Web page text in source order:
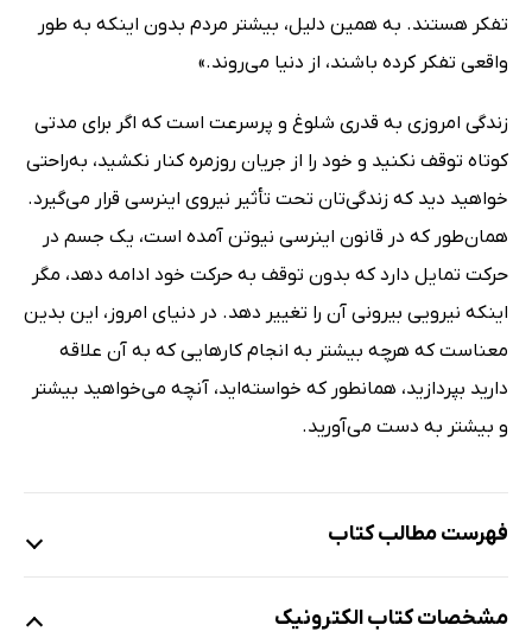
تفکر هستند. به همین دلیل، بیشتر مردم بدون اینکه به طور
واقعی تفکر کرده باشند، از دنیا می‌روند.»
زندگی امروزی به قدری شلوغ و پرسرعت است که اگر برای مدتی
کوتاه توقف نکنید و خود را از جریان روزمره کنار نکشید، به‌راحتی
خواهید دید که زندگی‌تان تحت تأثیر نیروی اینرسی قرار می‌گیرد.
همان‌طور که در قانون اینرسی نیوتن آمده است، یک جسم در
حرکت تمایل دارد که بدون توقف به حرکت خود ادامه دهد، مگر
اینکه نیرویی بیرونی آن را تغییر دهد. در دنیای امروز، این بدین
معناست که هرچه بیشتر به انجام کارهایی که به آن علاقه
دارید بپردازید، همانطور که خواسته‌اید، آنچه می‌خواهید بیشتر
و بیشتر به دست می‌آورید.
فهرست مطالب کتاب
مشخصات کتاب الکترونیک